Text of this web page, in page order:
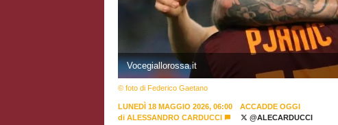
Vocegiallorossa.it
© foto di Federico Gaetano
LUNEDÌ 18 MAGGIO 2026, 06:00
ACCADDE OGGI
di ALESSANDRO CARDUCCI @ALECARDUCCI